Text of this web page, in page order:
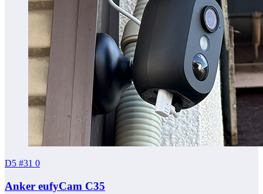
D5 #31 0
Anker eufyCam C35